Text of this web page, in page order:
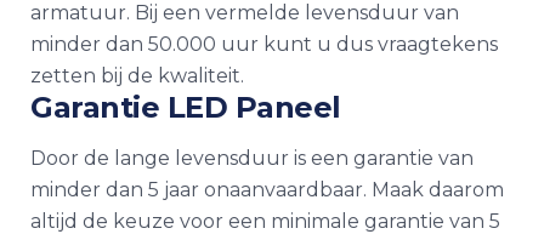
armatuur. Bij een vermelde levensduur van
minder dan 50.000 uur kunt u dus vraagtekens
zetten bij de kwaliteit.
Garantie LED Paneel
Door de lange levensduur is een garantie van
minder dan 5 jaar onaanvaardbaar. Maak daarom
altijd de keuze voor een minimale garantie van 5